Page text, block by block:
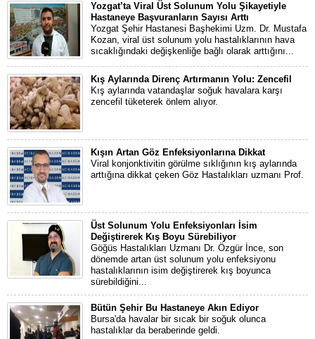
Yozgat’ta Viral Üst Solunum Yolu Şikayetiyle
Hastaneye Başvuranların Sayısı Arttı
Yozgat Şehir Hastanesi Başhekimi Uzm. Dr. Mustafa
Kozan, viral üst solunum yolu hastalıklarının hava
sıcaklığındaki değişkenliğe bağlı olarak arttığını...
Kış Aylarında Direnç Artırmanın Yolu: Zencefil
Kış aylarında vatandaşlar soğuk havalara karşı
zencefil tüketerek önlem alıyor.
Kışın Artan Göz Enfeksiyonlarına Dikkat
Viral konjonktivitin görülme sıklığının kış aylarında
arttığına dikkat çeken Göz Hastalıkları uzmanı Prof.
Üst Solunum Yolu Enfeksiyonları İsim
Değiştirerek Kış Boyu Sürebiliyor
Göğüs Hastalıkları Uzmanı Dr. Özgür İnce, son
dönemde artan üst solunum yolu enfeksiyonu
hastalıklarının isim değiştirerek kış boyunca
sürebildiğini...
Bütün Şehir Bu Hastaneye Akın Ediyor
Bursa'da havalar bir sıcak bir soğuk olunca
hastalıklar da beraberinde geldi.